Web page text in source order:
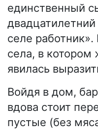
единственный
селе
села, в котором
явилась
Войдя в дом,
вдова стоит
пустые (без